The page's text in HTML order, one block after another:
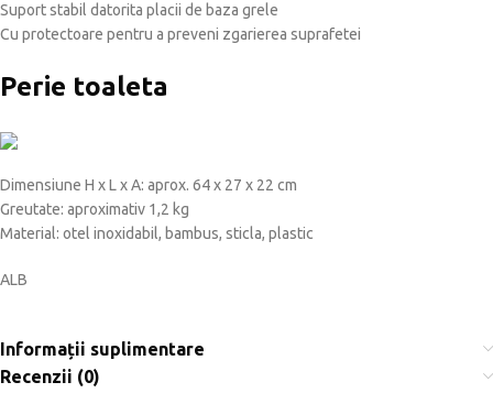
Suport stabil datorita placii de baza grele
Cu protectoare pentru a preveni zgarierea suprafetei
Perie toaleta
Dimensiune H x L x A: aprox. 64 x 27 x 22 cm
Greutate: aproximativ 1,2 kg
Material: otel inoxidabil, bambus, sticla, plastic
ALB
Informații suplimentare
Recenzii (0)